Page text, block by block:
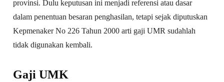
provinsi. Dulu keputusan ini menjadi referensi atau dasar
dalam penentuan besaran penghasilan, tetapi sejak diputuskan
Kepmenaker No 226 Tahun 2000 arti gaji UMR sudahlah
tidak digunakan kembali.
Gaji UMK